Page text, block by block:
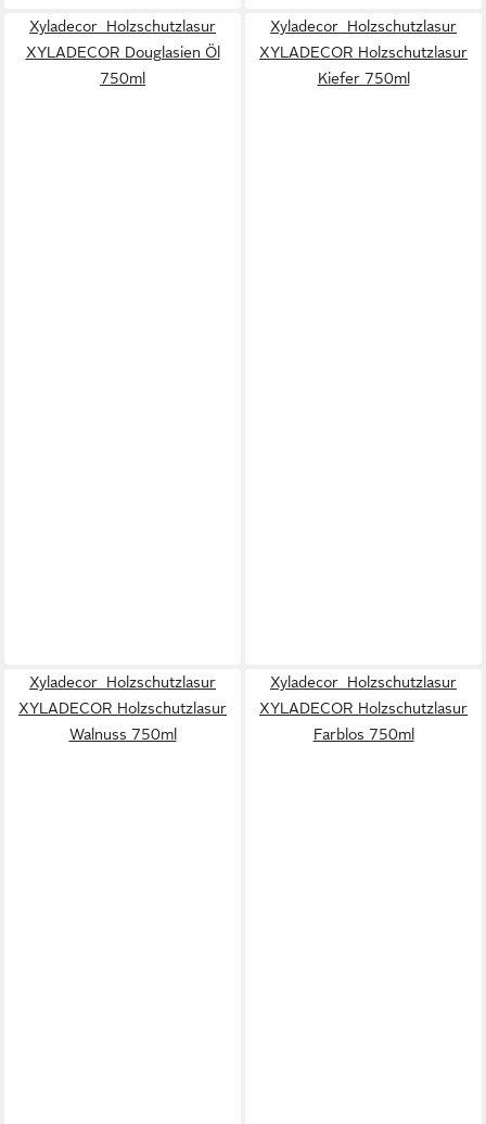
Xyladecor Holzschutzlasur
XYLADECOR Douglasien Öl
750ml
Xyladecor Holzschutzlasur
XYLADECOR Holzschutzlasur
Kiefer 750ml
Xyladecor Holzschutzlasur
XYLADECOR Holzschutzlasur
Walnuss 750ml
Xyladecor Holzschutzlasur
XYLADECOR Holzschutzlasur
Farblos 750ml